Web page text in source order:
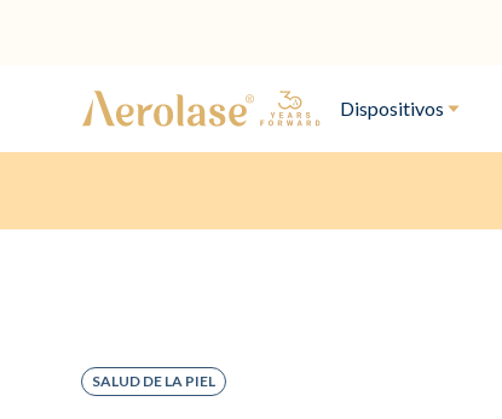
Dispositivos
SALUD DE LA PIEL